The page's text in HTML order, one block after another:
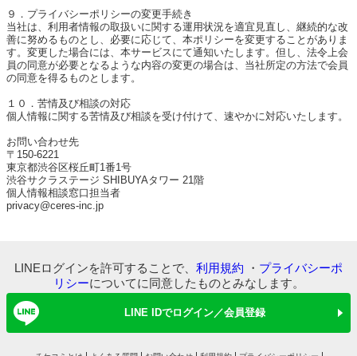
９．プライバシーポリシーの変更手続き
当社は、利用者情報の取扱いに関する運用状況を適宜見直し、継続的な改
善に努めるものとし、必要に応じて、本ポリシーを変更することがありま
す。変更した場合には、本サービスにて通知いたします。但し、法令上会
員の同意が必要となるような内容の変更の場合は、当社所定の方法で会員
の同意を得るものとします。
１０．苦情及び相談の対応
個人情報に関する苦情及び相談を受け付けて、速やかに対応いたします。
お問い合わせ先
〒150-6221
東京都渋谷区桜丘町1番1号
渋谷サクラステージ SHIBUYAタワー 21階
個人情報相談窓口担当者
privacy@ceres-inc.jp
LINEログインを許可することで、 利用規約 ・ プライバシーポ
リシーについてに同意したものとみなします。
LINE IDでログイン／会員登録